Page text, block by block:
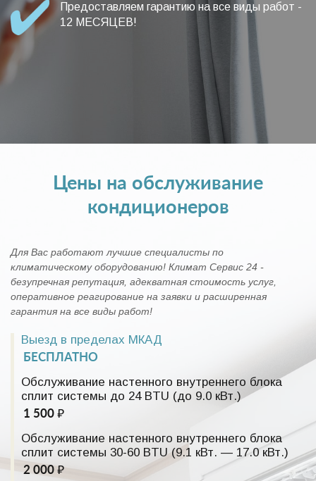
Предоставляем гарантию на все виды работ -
12 МЕСЯЦЕВ!
Цены на обслуживание
кондиционеров
Для Вас работают лучшие специалисты по
климатическому оборудованию! Климат Сервис 24 -
безупречная репутация, адекватная стоимость услуг,
оперативное реагирование на заявки и расширенная
гарантия на все виды работ!
Выезд в пределах МКАД
БЕСПЛАТНО
Обслуживание настенного внутреннего блока
сплит системы до 24 BTU (до 9.0 кВт.)
1 500 ₽
Обслуживание настенного внутреннего блока
сплит системы 30-60 BTU (9.1 кВт. — 17.0 кВт.)
2 000 ₽